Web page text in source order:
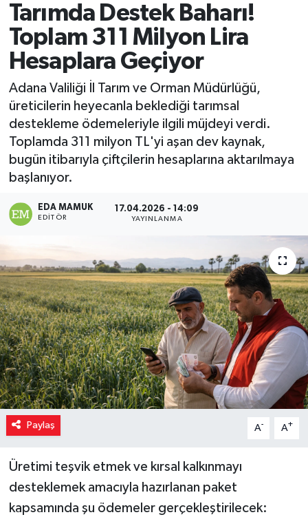
Tarımda Destek Baharı!
Toplam 311 Milyon Lira
Hesaplara Geçiyor
Adana Valiliği İl Tarım ve Orman Müdürlüğü,
üreticilerin heyecanla beklediği tarımsal
destekleme ödemeleriyle ilgili müjdeyi verdi.
Toplamda 311 milyon TL'yi aşan dev kaynak,
bugün itibarıyla çiftçilerin hesaplarına aktarılmaya
başlanıyor.
EDA MAMUK
EDITÖR
17.04.2026 - 14:09
YAYINLANMA
Paylaş A- A+
Üretimi teşvik etmek ve kırsal kalkınmayı
desteklemek amacıyla hazırlanan paket
kapsamında şu ödemeler gerçekleştirilecek:
Haber Reklam
Magazin
Özel
Resmi İlanlar
Sağlık
Siyaset
Yaşam
Yerel Yönetimler
Yurttan
Haber Arşivi